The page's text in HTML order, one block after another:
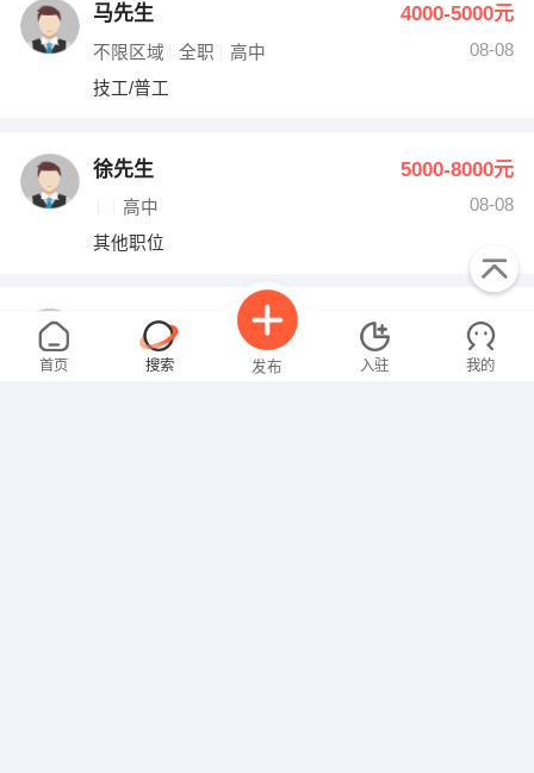
马先生 4000-5000元
不限区域 全职 高中
08-08
技工/普工
徐先生 5000-8000元
高中
08-08
其他职位
谭先生 3000-4000元
不限区域
08-08
首页 搜索 发布 入驻 我的